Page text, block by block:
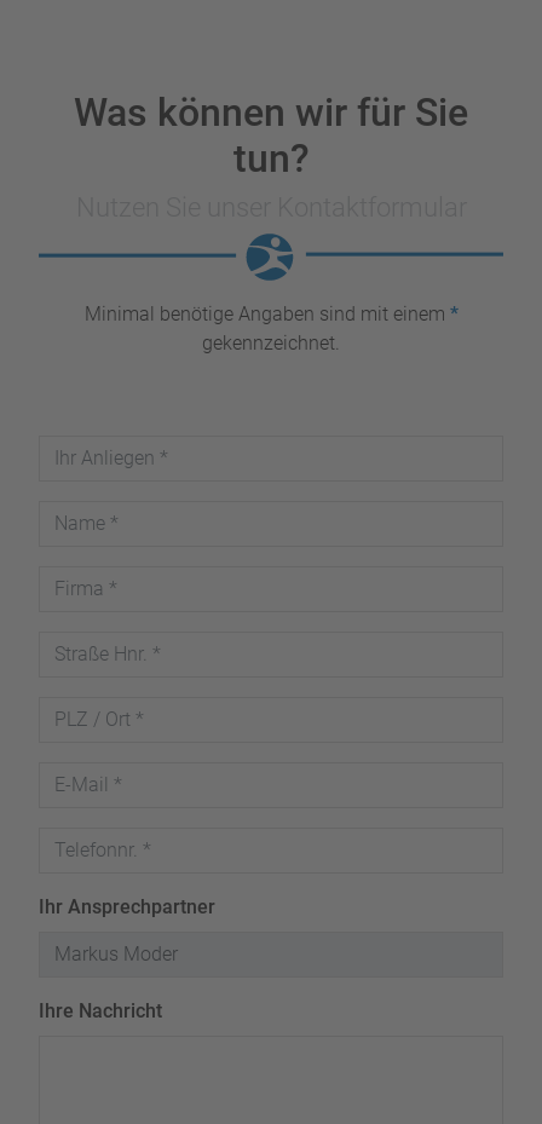
Was können wir für Sie
tun?
Minimal benötige Angaben sind mit einem *
gekennzeichnet.
Ihr Ansprechpartner
Ihre Nachricht